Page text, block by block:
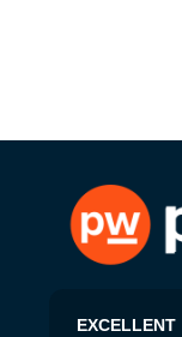
EXCELLENT